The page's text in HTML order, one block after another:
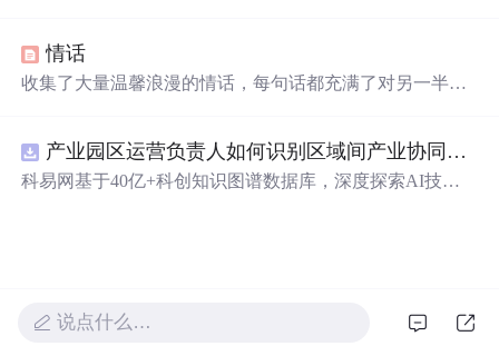
在页面上随机飘动的视觉效果。此外，文中还包含了对CS
S样式和JavaScript事件监听的运用，增加了互动性和趣味
情话
收集了大量温馨浪漫的情话，每句话都充满了对另一半深
产业园区运营负责人如何识别区域间产业协同机会？.docx
科易网基于40亿+科创知识图谱数据库，深度探索AI技术
说点什么…